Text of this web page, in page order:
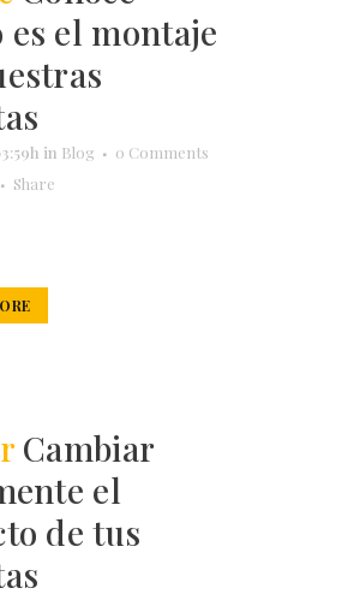
es el montaje
in Blog
0 Comments
Share
Cambiar
el
de tus